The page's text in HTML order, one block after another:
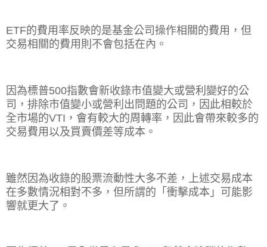
ETF的費用率反映的是基金公司操作相關的費用，但
交易相關的費用則不會包括在內。
因為標普500指數會新收錄市值變大或營利變好的公
司，排除市值變小或營利出問題的公司，因此相較於
全市場的VTI ，會有較大的周轉率，因此會帶來較多的
交易費用以及買賣價差等成本。
雖然因為收錄的股票流動性大多不差，上述交易成本
在多數情況相對不多，但所謂的「衝擊成本」可能影
響就更大了。